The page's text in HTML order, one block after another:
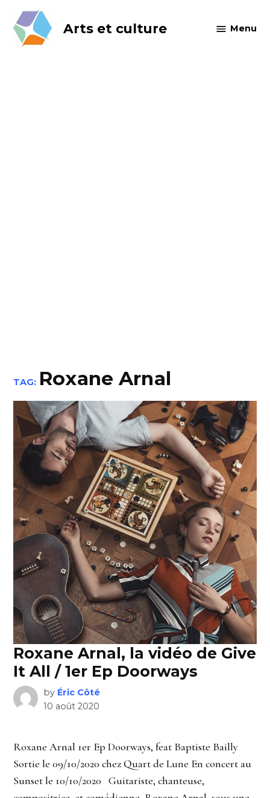
content
Arts et culture Menu
TAG: Roxane Arnal
Roxane Arnal, la vidéo de Give
It All / 1er Ep Doorways
by Éric Côté
10 août 2020
Roxane Arnal 1er Ep Doorways, feat Baptiste Bailly
Sortie le 09/10/2020 chez Quart de Lune En concert au
Sunset le 10/10/2020 Guitariste, chanteuse,